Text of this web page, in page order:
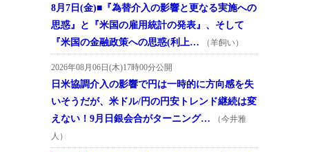
8月7日(金)■『為替介入の影響と更なる実施への
思惑』と『米国の雇用統計の発表』、そして
『米国の金融政策への思惑(利上…
（羊飼い）
2026年08月06日(木)17時00分公開
日米協調介入の影響で円は一時的に方向感を失
いそうだが、米ドル/円の円安トレンド継続は変
えない！9月日銀会合がターニング…
（今井雅
人）